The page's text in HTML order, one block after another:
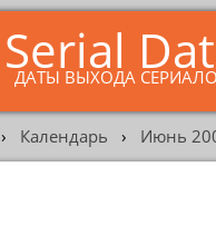
Serial
ДАТЫ ВЫХОДА
› Календарь › Июнь